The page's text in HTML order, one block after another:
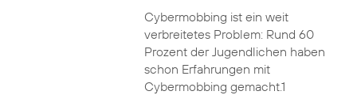
Cybermobbing ist ein weit
verbreitetes Problem: Rund 60
Prozent der Jugendlichen haben
schon Erfahrungen mit
Cybermobbing gemacht.1